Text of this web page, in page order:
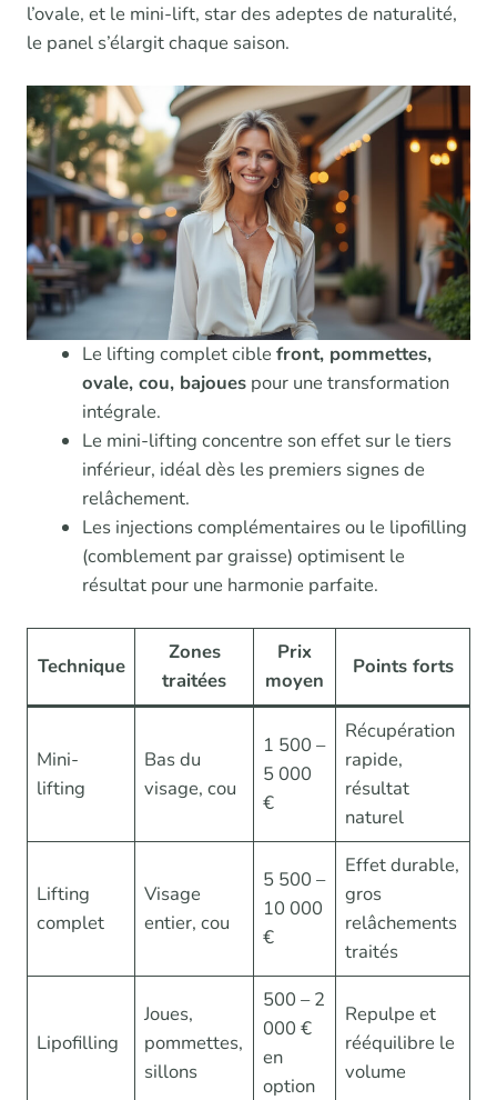
l’ovale, et le mini-lift, star des adeptes de naturalité,
le panel s’élargit chaque saison.
Le lifting complet cible front, pommettes,
ovale, cou, bajouespour une transformation
intégrale.
Le mini-lifting concentre son effet sur le tiers
inférieur, idéal dès les premiers signes de
relâchement.
Les injections complémentaires ou le lipofilling
(comblement par graisse) optimisent le
résultat pour une harmonie parfaite.
Technique
Zones
traitées
Prix
moyen
Points forts
Mini-
lifting
Bas du
visage, cou
1 500 –
5 000
€
Récupération
rapide,
résultat
naturel
Lifting
complet
Visage
entier, cou
5 500 –
10 000
€
Effet durable,
gros
relâchements
traités
Lipofilling
Joues,
pommettes,
sillons
500 – 2
000 €
en
option
Repulpe et
rééquilibre le
volume